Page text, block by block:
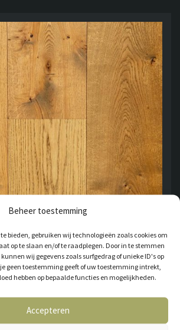
Beheer toestemming
bieden, gebruiken wij technologieën zoals cookies om
op te slaan en/of te raadplegen. Door in te stemmen
wij gegevens zoals surfgedrag of unieke ID's op
geen toestemming geeft of uw toestemming intrekt,
hebben op bepaalde functies en mogelijkheden.
Accepteren
OFFERTE AANVRAGEN